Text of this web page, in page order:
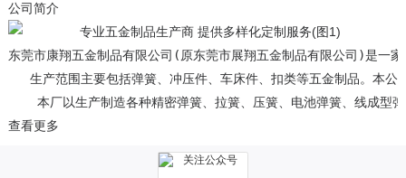
公司简介
东莞市康翔五金制品有限公司(原东莞市展翔五金制品有限公司)是一
生产范围主要包括弹簧、冲压件、车床件、扣类等五金制品。本
本厂以生产制造各种精密弹簧、拉簧、压簧、电池弹簧、线成型
查看更多